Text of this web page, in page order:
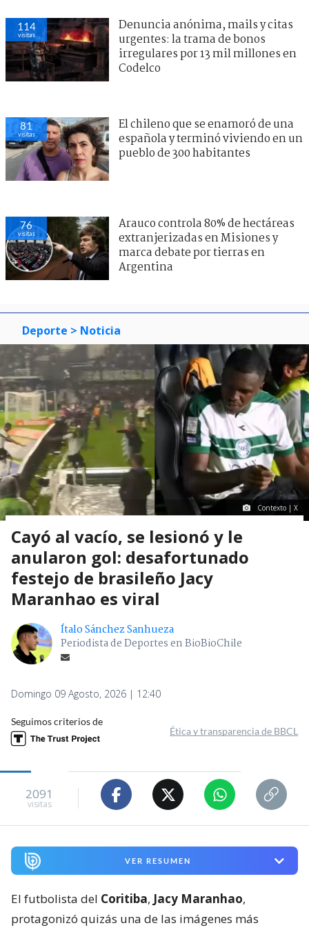
114
visitas
Denuncia anónima, mails y citas
urgentes: la trama de bonos
irregulares por 13 mil millones en
Codelco
81
visitas
El chileno que se enamoró de una
española y terminó viviendo en un
pueblo de 300 habitantes
76
visitas
Arauco controla 80% de hectáreas
extranjerizadas en Misiones y
marca debate por tierras en
Argentina
Deporte > Noticia
Contexto | X
Cayó al vacío, se lesionó y le
anularon gol: desafortunado
festejo de brasileño Jacy
Maranhao es viral
Ítalo Sánchez Sanhueza
Periodista de Deportes en BioBioChile
Domingo 09 Agosto, 2026 | 12:40
Seguimos criterios de
Ética y transparencia de BBCL
2091
visitas
VER RESUMEN
El futbolista del Coritiba, Jacy Maranhao,
protagonizó quizás una de las imágenes más